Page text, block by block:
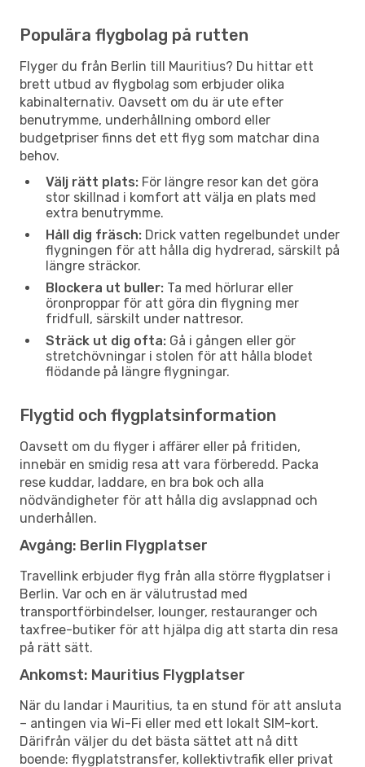
Populära flygbolag på rutten
Flyger du från Berlin till Mauritius? Du hittar ett
brett utbud av flygbolag som erbjuder olika
kabinalternativ. Oavsett om du är ute efter
benutrymme, underhållning ombord eller
budgetpriser finns det ett flyg som matchar dina
behov.
Välj rätt plats: För längre resor kan det göra
stor skillnad i komfort att välja en plats med
extra benutrymme.
Håll dig fräsch: Drick vatten regelbundet under
flygningen för att hålla dig hydrerad, särskilt på
längre sträckor.
Blockera ut buller: Ta med hörlurar eller
öronproppar för att göra din flygning mer
fridfull, särskilt under nattresor.
Sträck ut dig ofta: Gå i gången eller gör
stretchövningar i stolen för att hålla blodet
flödande på längre flygningar.
Flygtid och flygplatsinformation
Oavsett om du flyger i affärer eller på fritiden,
innebär en smidig resa att vara förberedd. Packa
rese kuddar, laddare, en bra bok och alla
nödvändigheter för att hålla dig avslappnad och
underhållen.
Avgång: Berlin Flygplatser
Travellink erbjuder flyg från alla större flygplatser i
Berlin. Var och en är välutrustad med
transportförbindelser, lounger, restauranger och
taxfree-butiker för att hjälpa dig att starta din resa
på rätt sätt.
Ankomst: Mauritius Flygplatser
När du landar i Mauritius, ta en stund för att ansluta
– antingen via Wi-Fi eller med ett lokalt SIM-kort.
Därifrån väljer du det bästa sättet att nå ditt
boende: flygplatstransfer, kollektivtrafik eller privat